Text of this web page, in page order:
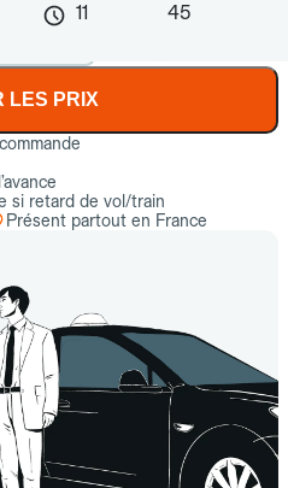
11 45
LES PRIX
si retard de vol/train
Présent partout en France